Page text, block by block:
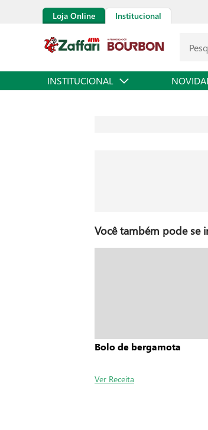
Loja Online Institucional
INSTITUCIONAL
Você também pode se
Bolo de bergamota
Ver Receita